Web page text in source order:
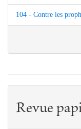
104 - Contre les
Revue